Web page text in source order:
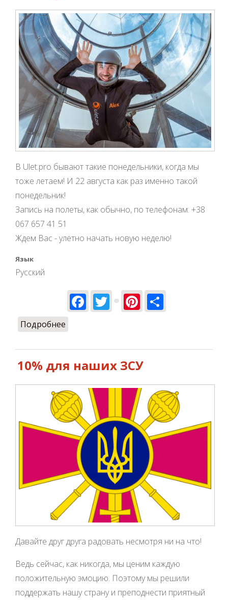
В Ulet.pro бывают такие понедельники, когда мы
тоже летаем! И 22 августа как раз именно такой
понедельник!
Запись на полеты, как обычно, по телефонам: +38
067 657 41 51
Ждем Вас - улётно начать новую неделю!
Язык
Русский
Facebook
TwitterPinterest
Подробнее
10% для наших ЗСУ
Давайте друг друга радовать несмотря ни на что!
Ведь сейчас, как никогда, мы ценим каждую
положительную эмоцию. Поэтому мы решили
поддержать нашу страну и преподнести приятный